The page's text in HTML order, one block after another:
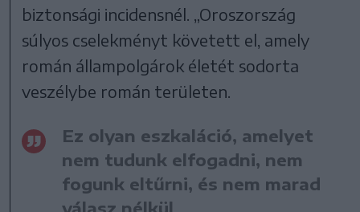
biztonsági incidensnél. „Oroszország
súlyos cselekményt követett el, amely
román állampolgárok életét sodorta
veszélybe román területen.
Ez olyan eszkaláció, amelyet
nem tudunk elfogadni, nem
fogunk eltűrni, és nem marad
válasz nélkül